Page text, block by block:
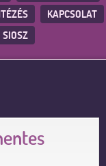
KAPCSOLAT
SIOSZ